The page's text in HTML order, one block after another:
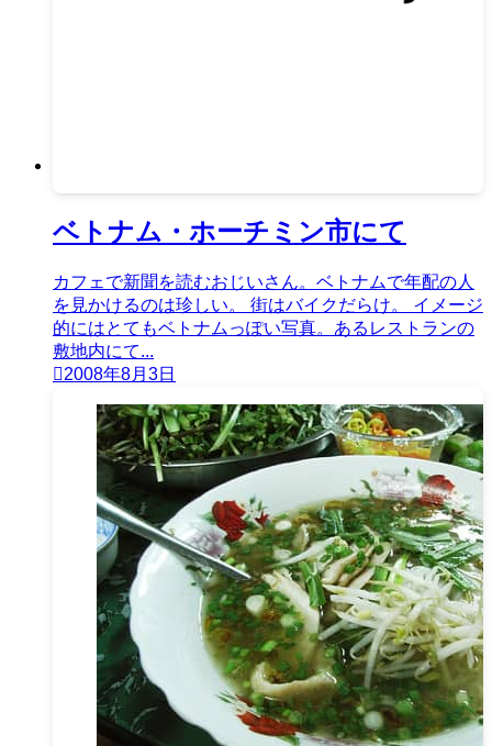
ベトナム・ホーチミン市にて
カフェで新聞を読むおじいさん。ベトナムで年配の人
を見かけるのは珍しい。 街はバイクだらけ。 イメージ
的にはとてもベトナムっぽい写真。あるレストランの
敷地内にて...
2008年8月3日